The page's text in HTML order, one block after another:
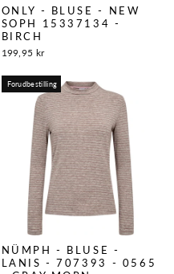
ONLY - BLUSE - NEW
SOPH 15337134 -
BIRCH
199,95 kr
Forudbestilling
NÜMPH - BLUSE -
LANIS - 707393 - 0565